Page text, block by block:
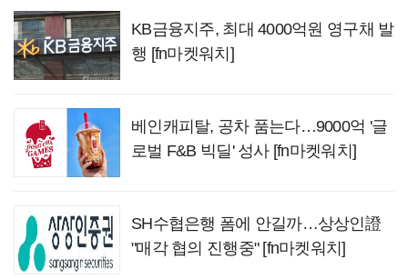
KB금융지주, 최대 4000억원 영구채 발
행 [fn마켓워치]
베인캐피탈, 공차 품는다…9000억 '글
로벌 F&B 빅딜' 성사 [fn마켓워치]
SH수협은행 폼에 안길까…상상인證
"매각 협의 진행중" [fn마켓워치]